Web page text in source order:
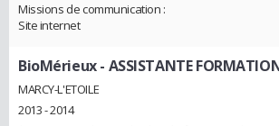
Missions de communication :
Site internet
BioMérieux- ASSISTANTE
MARCY-L'ETOILE
2013 - 2014